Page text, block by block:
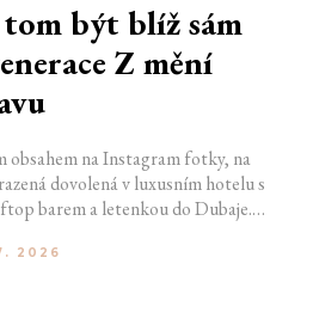
být blíž sám
Z mění
obsahem na Instagram fotky, na
dovolená v luxusním hotelu s
barem a letenkou do Dubaje.
Výlet vlakem na Šumavu.
2026